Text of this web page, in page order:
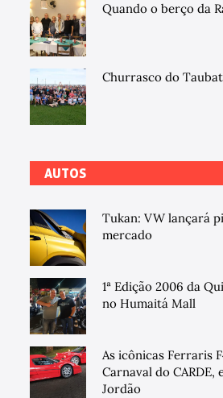
Quando o berço da
Churrasco do
AUTOS
Tukan: VW lançará
mercado
1ª Edição 2006 da
no Humaitá Mall
As icônicas Ferraris
Carnaval do CARDE,
Jordão